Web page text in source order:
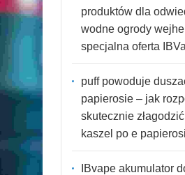
produktów dla
wodne ogrody
specjalna oferta
puff powoduje
papierosie – jak
skutecznie
kaszel po e
IBvape akumulator